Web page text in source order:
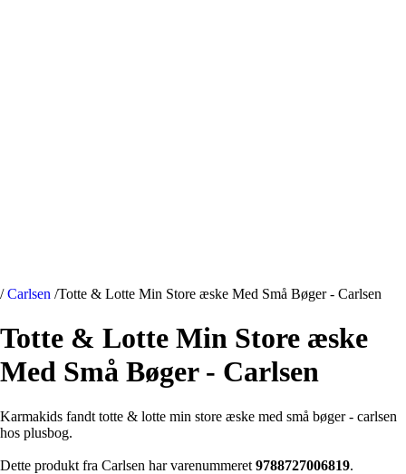
/ Carlsen /Totte & Lotte Min Store æske Med Små Bøger - Carlsen
Totte & Lotte Min Store æske
Med Små Bøger - Carlsen
Karmakids fandt totte & lotte min store æske med små bøger - carlsen
hos plusbog.
Dette produkt fra Carlsen har varenummeret 9788727006819.